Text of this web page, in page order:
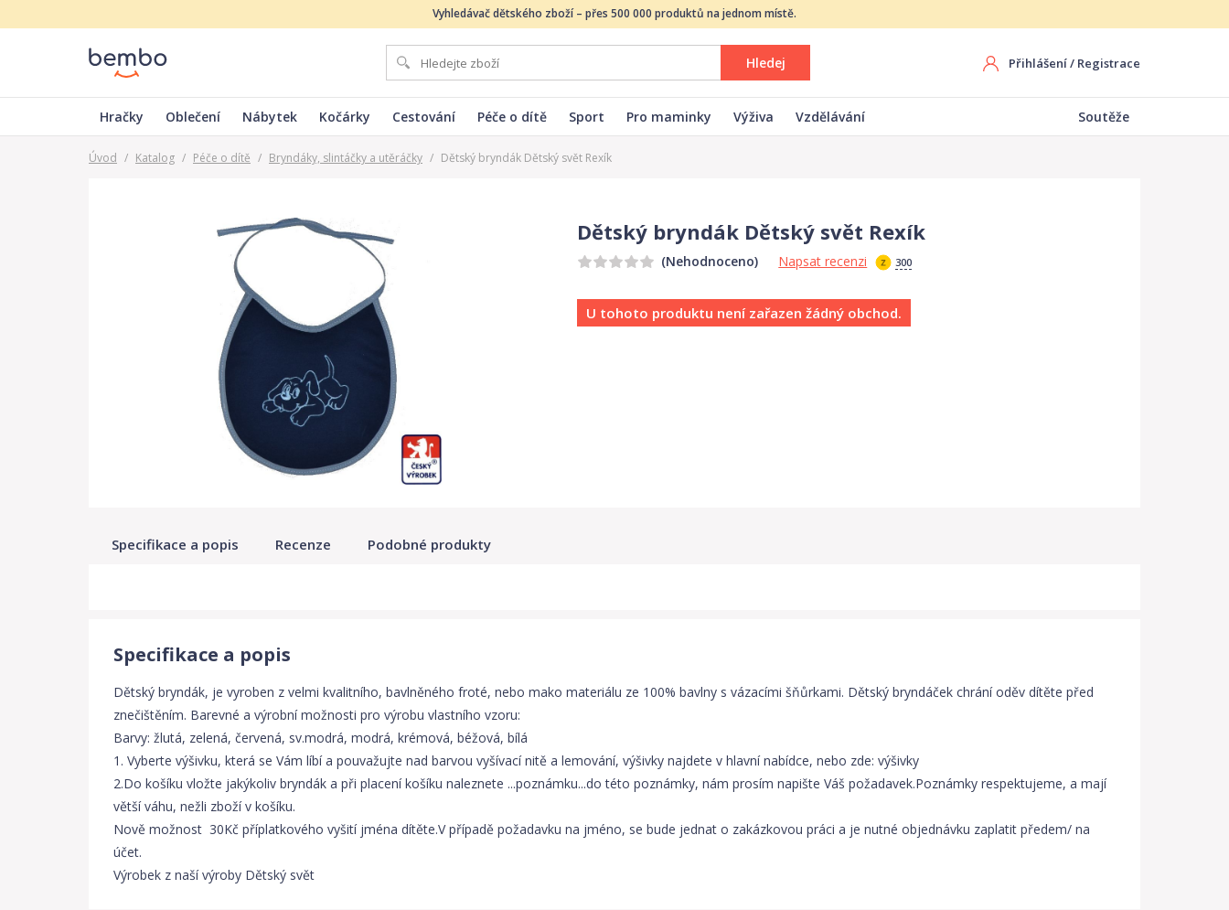
Vyhledávač dětského zboží – přes 500 000 produktů na jednom místě.
Hledej Přihlášení/ Registrace
Hračky Oblečení Nábytek Kočárky Cestování Péče o dítě Sport Pro maminky Výživa Vzdělávání Soutěže
Úvod / Katalog / Péče o dítě / Bryndáky, slintáčky a utěráčky / Dětský bryndák Dětský svět Rexík
Dětský bryndák Dětský svět Rexík
(Nehodnoceno) Napsat recenzi 300
U tohoto produktu není zařazen žádný obchod.
Specifikace a popis Recenze Podobné produkty
Specifikace a popis
Dětský bryndák, je vyroben z velmi kvalitního, bavlněného froté, nebo mako materiálu ze 100% bavlny s vázacími šňůrkami. Dětský bryndáček chrání oděv dítěte před
znečištěním. Barevné a výrobní možnosti pro výrobu vlastního vzoru:
Barvy: žlutá, zelená, červená, sv.modrá, modrá, krémová, béžová, bílá
1. Vyberte výšivku, která se Vám líbí a pouvažujte nad barvou vyšívací nitě a lemování, výšivky najdete v hlavní nabídce, nebo zde: výšivky
2.Do košíku vložte jakýkoliv bryndák a při placení košíku naleznete ...poznámku...do této poznámky, nám prosím napište Váš požadavek.Poznámky respektujeme, a mají
větší váhu, nežli zboží v košíku.
Nově možnost 30Kč příplatkového vyšití jména dítěte.V případě požadavku na jméno, se bude jednat o zakázkovou práci a je nutné objednávku zaplatit předem/ na
účet.
Výrobek z naší výroby Dětský svět